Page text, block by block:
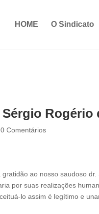
HOME O Sindicato
Rogério
0 Comentários
ao nosso saudoso dr.
por suas realizações
lo assim é legítimo e